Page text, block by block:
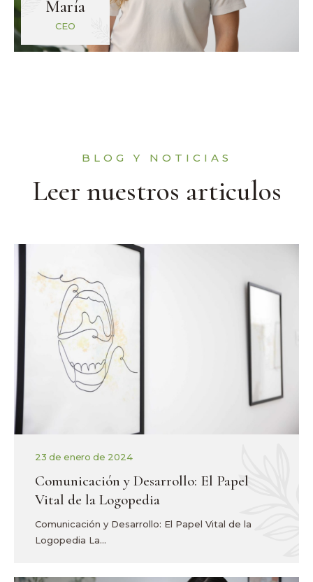
María
CEO
BLOG Y NOTICIAS
Leer nuestros articulos
23 de enero de 2024
Comunicación y Desarrollo: El Papel
Vital de la Logopedia
Comunicación y Desarrollo: El Papel Vital de la
Logopedia La…